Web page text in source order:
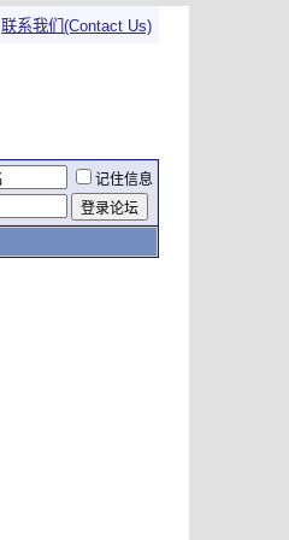
联系我们(Contact Us)
记住信息